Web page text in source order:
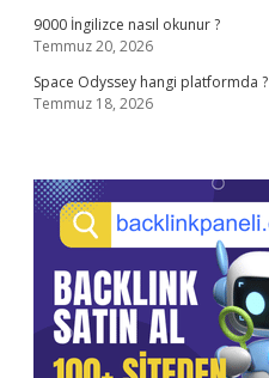
9000 İngilizce nasıl okunur ?
Temmuz 20, 2026
Space Odyssey hangi platformda ?
Temmuz 18, 2026